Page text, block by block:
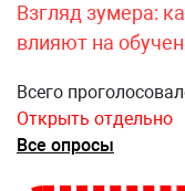
Взгляд зумера:
влияют на
Всего
Открыть отдельно
Все опросы